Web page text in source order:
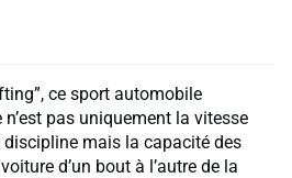
ce sport automobile
pas uniquement la vitesse
mais la capacité des
d’un bout à l’autre de la